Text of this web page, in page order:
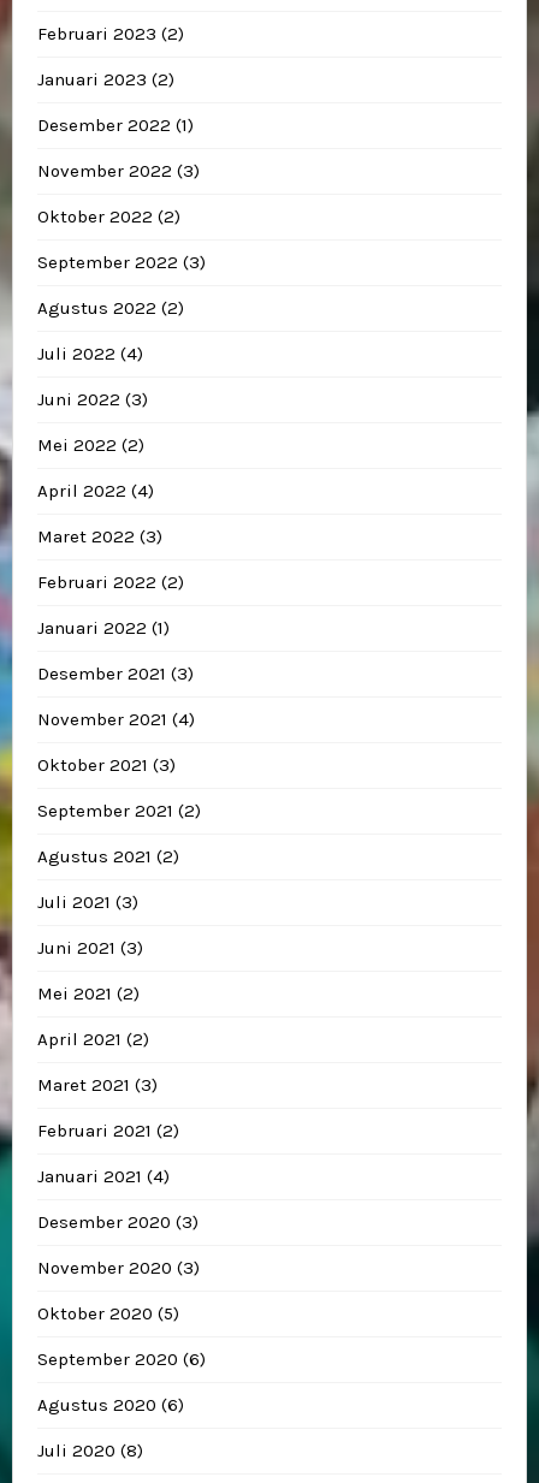
Februari 2023 (2)
Januari 2023 (2)
Desember 2022 (1)
November 2022 (3)
Oktober 2022 (2)
September 2022 (3)
Agustus 2022 (2)
Juli 2022 (4)
Juni 2022 (3)
Mei 2022 (2)
April 2022 (4)
Maret 2022 (3)
Februari 2022 (2)
Januari 2022 (1)
Desember 2021 (3)
November 2021 (4)
Oktober 2021 (3)
September 2021 (2)
Agustus 2021 (2)
Juli 2021 (3)
Juni 2021 (3)
Mei 2021 (2)
April 2021 (2)
Maret 2021 (3)
Februari 2021 (2)
Januari 2021 (4)
Desember 2020 (3)
November 2020 (3)
Oktober 2020 (5)
September 2020 (6)
Agustus 2020 (6)
Juli 2020 (8)